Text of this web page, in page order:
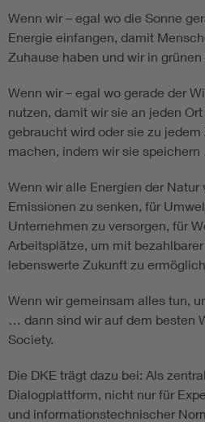
Wenn wir – egal wo die Sonne
Energie einfangen, damit
Zuhause haben und wir in
Wenn wir – egal wo gerade der
nutzen, damit wir sie an jeden
gebraucht wird oder sie zu
machen, indem wir sie
Wenn wir alle Energien der Natur
Emissionen zu senken, für
Unternehmen zu versorgen, für
Arbeitsplätze, um mit
lebenswerte Zukunft zu
Wenn wir gemeinsam alles tun,
… dann sind wir auf dem besten
Society.
Die DKE trägt dazu bei: Als
Dialogplattform, nicht nur für
und informationstechnischer